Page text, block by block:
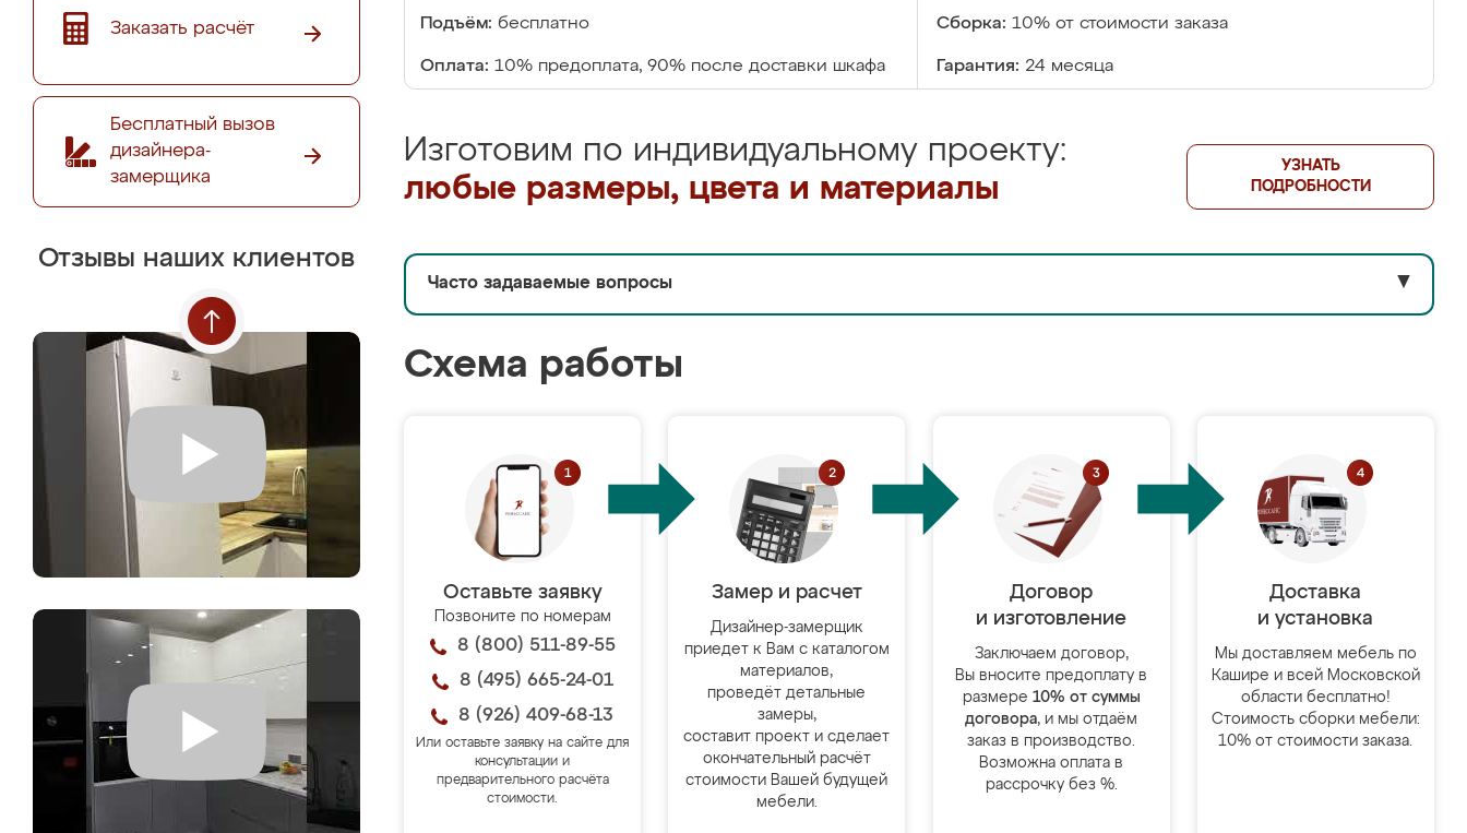
Заказать расчёт
Бесплатный вызов
дизайнера-
замерщика
Отзывы наших клиентов
Подъём: бесплатно Сборка: 10% от стоимости заказа
Оплата: 10% предоплата, 90% после доставки шкафа Гарантия: 24 месяца
Изготовим по индивидуальному проекту:
любые размеры, цвета и материалы
УЗНАТЬ
ПОДРОБНОСТИ
Часто задаваемые вопросы ▼
Схема работы
Оставьте заявку
Позвоните по номерам
8 (800) 511-89-55
8 (495) 665-24-01
8 (926) 409-68-13
Или оставьте заявку на сайте для
консультации и
предварительного расчёта
стоимости.
Замер и расчет
Дизайнер-замерщик
приедет к Вам с каталогом
материалов,
проведёт детальные
замеры,
составит проект и сделает
окончательный расчёт
стоимости Вашей будущей
мебели.
Договор
и изготовление
Заключаем договор,
Вы вносите предоплату в
размере 10% от суммы
договора, и мы отдаём
заказ в производство.
Возможна оплата в
рассрочку без %.
Доставка
и установка
Мы доставляем мебель по
Кашире и всей Московской
области бесплатно!
Стоимость сборки мебели:
10% от стоимости заказа.